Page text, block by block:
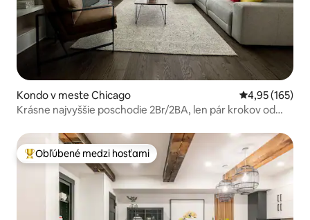
Kondo v meste Chicago Priemerné
4,95 (165)
Krásne najvyššie poschodie 2Br/2BA, len pár krokov od
Najobľúbenejšie medzi hosťami
Obľúbené medzi hosťami